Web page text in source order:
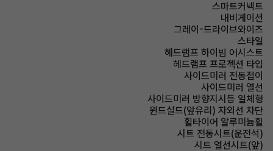
스마트커넥트
내비게이션
그레이-드라이브와이즈
스타일
헤드램프 하이빔 어시스트
헤드램프 프로젝션 타입
사이드미러 전동접이
사이드미러 열선
사이드미러 방향지시등 일체형
윈드실드(앞유리) 자외선 차단
휠타이어 알루미늄휠
시트 전동시트(운전석)
시트 열선시트(앞)